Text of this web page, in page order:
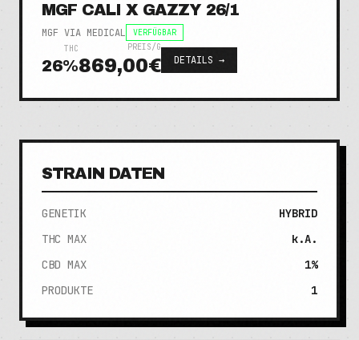
MGF CALI X GAZZY 26/1
MGF VIA MEDICAL
VERFÜGBAR
THC
26%
PREIS/G
869,00€ DETAILS →
STRAIN DATEN
GENETIK
HYBRID
THC MAX
k.A.
CBD MAX
1%
PRODUKTE
1